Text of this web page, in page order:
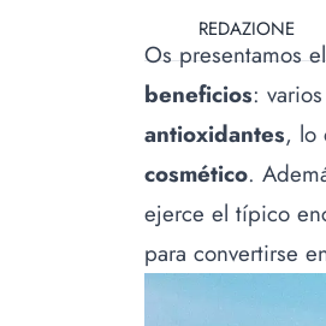
REDAZIONE
Os presentamos
beneficios:
antioxidantes, lo
cosmético.
ejerce el típico
para convertirse